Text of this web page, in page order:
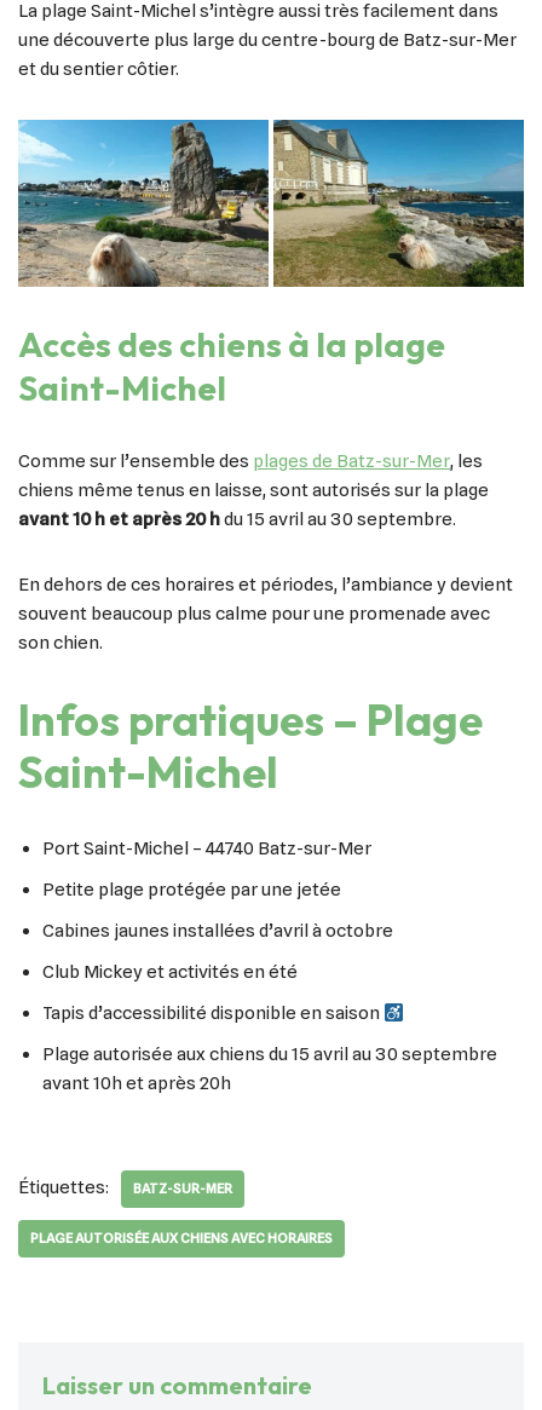
La plage Saint-Michel s’intègre aussi très facilement dans
une découverte plus large du centre-bourg de Batz-sur-Mer
et du sentier côtier.
Accès des chiens à la plage
Saint-Michel
Comme sur l’ensemble des plages de Batz-sur-Mer, les
chiens même tenus en laisse, sont autorisés sur la plage
avant 10 h et après 20 hdu 15 avril au 30 septembre.
En dehors de ces horaires et périodes, l’ambiance y devient
souvent beaucoup plus calme pour une promenade avec
son chien.
Infos pratiques – Plage
Saint-Michel
Port Saint-Michel – 44740 Batz-sur-Mer
Petite plage protégée par une jetée
Cabines jaunes installées d’avril à octobre
Club Mickey et activités en été
Tapis d’accessibilité disponible en saison
Plage autorisée aux chiens du 15 avril au 30 septembre
avant 10h et après 20h
Étiquettes: BATZ-SUR-MER
PLAGE AUTORISÉE AUX CHIENS AVEC HORAIRES
Laisser un commentaire